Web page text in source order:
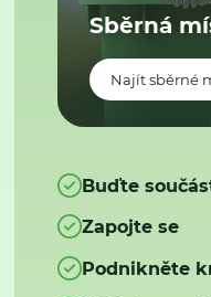
Sběrná
Najít sběrné
Buďte
Zapojte se
Podnikněte